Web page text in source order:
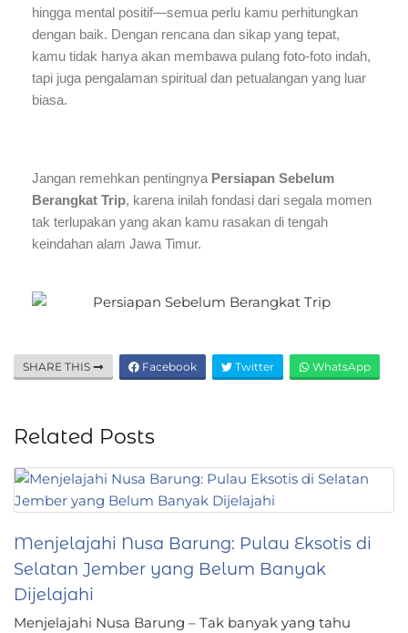
hingga mental positif—semua perlu kamu perhitungkan
dengan baik. Dengan rencana dan sikap yang tepat,
kamu tidak hanya akan membawa pulang foto-foto indah,
tapi juga pengalaman spiritual dan petualangan yang luar
biasa.
Jangan remehkan pentingnya Persiapan Sebelum
Berangkat Trip, karena inilah fondasi dari segala momen
tak terlupakan yang akan kamu rasakan di tengah
keindahan alam Jawa Timur.
SHARE THIS Facebook Twitter WhatsApp
Related Posts
Menjelajahi Nusa Barung: Pulau Eksotis di
Selatan Jember yang Belum Banyak
Dijelajahi
Menjelajahi Nusa Barung – Tak banyak yang tahu